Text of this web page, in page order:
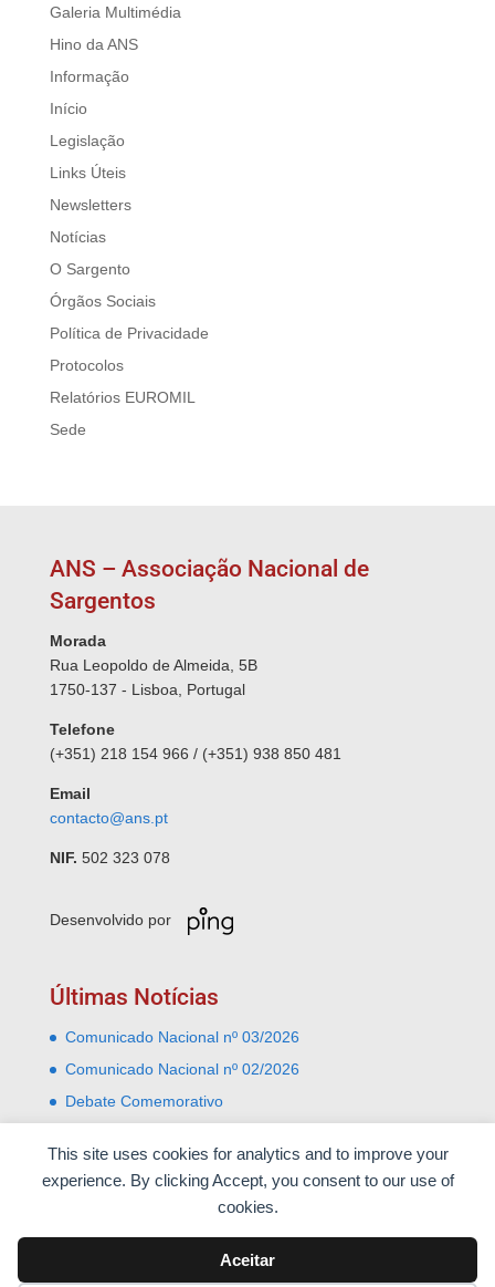
This site uses cookies for analytics and to improve your
experience. By clicking Accept, you consent to our use of
cookies.
Aceitar
Galeria Multimédia
Hino da ANS
Informação
Início
Legislação
Links Úteis
Newsletters
Notícias
O Sargento
Órgãos Sociais
Política de Privacidade
Protocolos
Relatórios EUROMIL
Sede
ANS – Associação Nacional de
Sargentos
Morada
Rua Leopoldo de Almeida, 5B
1750-137 - Lisboa, Portugal
Telefone
(+351) 218 154 966 / (+351) 938 850 481
Email
contacto@ans.pt
NIF. 502 323 078
Desenvolvido por
Últimas Notícias
Comunicado Nacional nº 03/2026
Comunicado Nacional nº 02/2026
Debate Comemorativo
Almoço comemorativo do 52º aniversário do 25 de
Abril